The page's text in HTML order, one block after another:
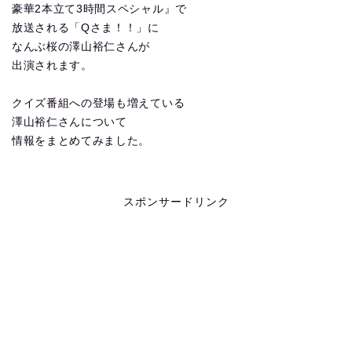
豪華2本立て3時間スペシャル』で
放送される「Qさま！！」に
なんぶ桜の澤山裕仁さんが
出演されます。
クイズ番組への登場も増えている
澤山裕仁さんについて
情報をまとめてみました。
スポンサードリンク